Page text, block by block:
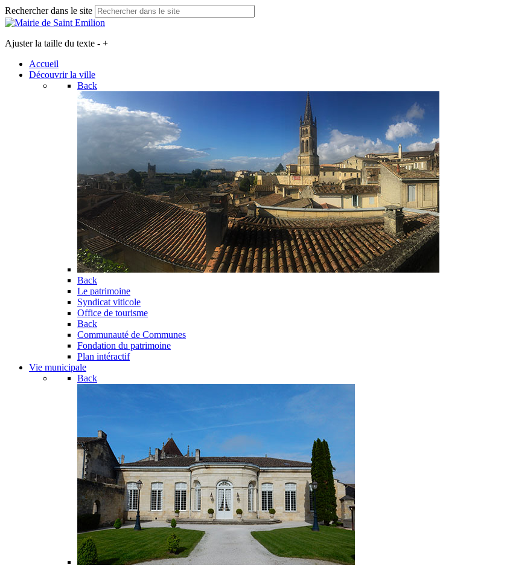
Rechercher dans le site
Ajuster la taille du texte - +
Accueil
Découvrir la ville
Back
Back
Le patrimoine
Syndicat viticole
Office de tourisme
Back
Communauté de Communes
Fondation du patrimoine
Plan intéractif
Vie municipale
Back